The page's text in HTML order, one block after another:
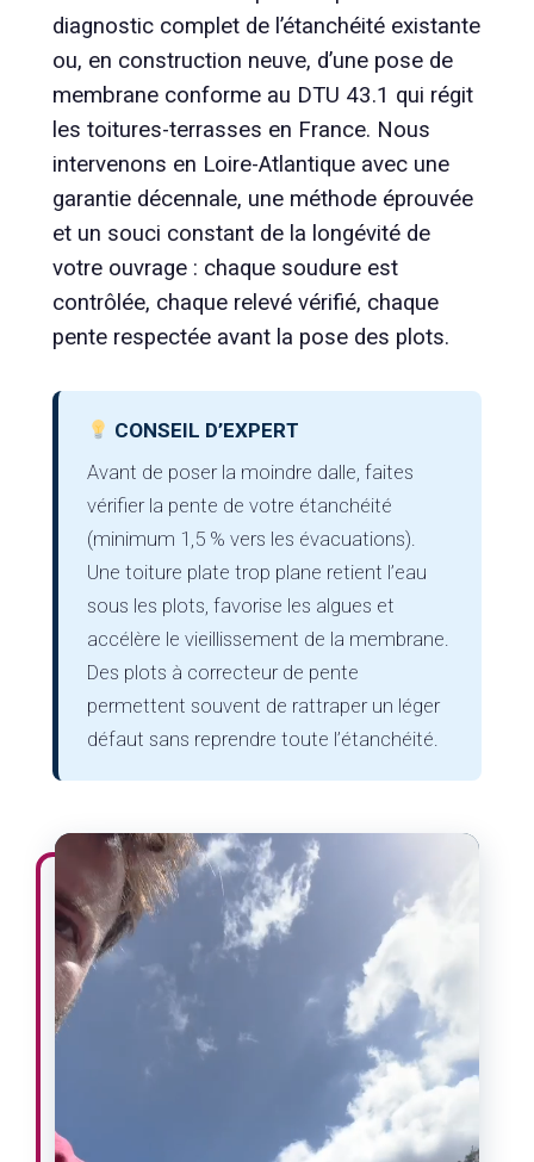
diagnostic complet de l’étanchéité existante
ou, en construction neuve, d’une pose de
membrane conforme au DTU 43.1 qui régit
les toitures-terrasses en France. Nous
intervenons en Loire-Atlantique avec une
garantie décennale, une méthode éprouvée
et un souci constant de la longévité de
votre ouvrage : chaque soudure est
contrôlée, chaque relevé vérifié, chaque
pente respectée avant la pose des plots.
CONSEIL D’EXPERT
Avant de poser la moindre dalle, faites
vérifier la pente de votre étanchéité
(minimum 1,5 % vers les évacuations).
Une toiture plate trop plane retient l’eau
sous les plots, favorise les algues et
accélère le vieillissement de la membrane.
Des plots à correcteur de pente
permettent souvent de rattraper un léger
défaut sans reprendre toute l’étanchéité.